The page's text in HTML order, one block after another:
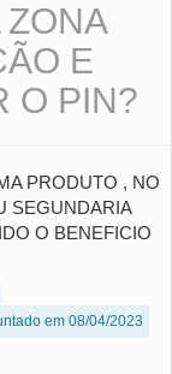
E
O PIN?
PRODUTO , NO
SEGUNDARIA
O BENEFICIO
em 08/04/2023